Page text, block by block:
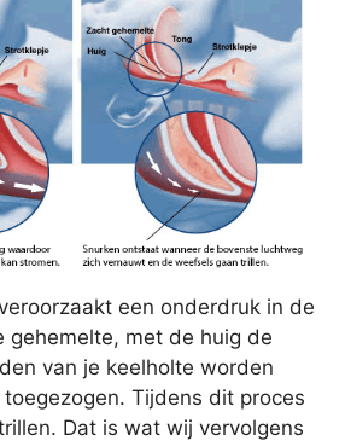
een onderdruk in de
gehemelte, met de huig de
van je keelholte worden
Tijdens dit proces
Dat is wat wij vervolgens